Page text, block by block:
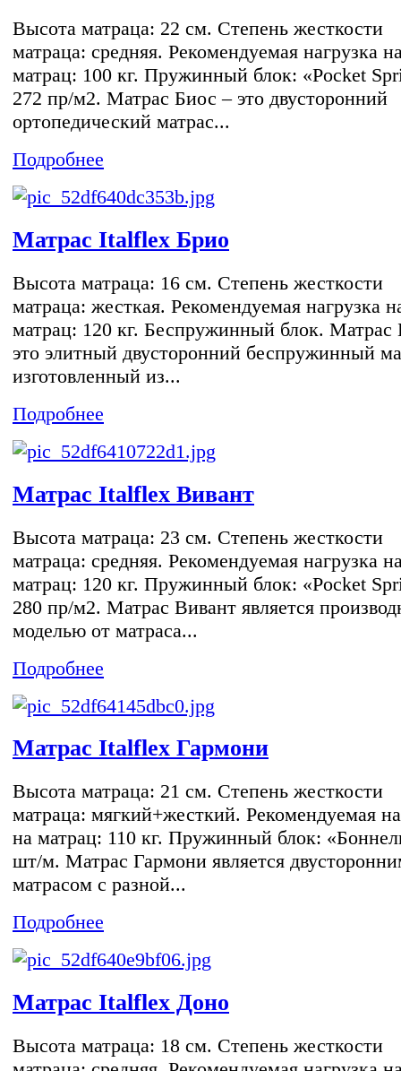
Высота матраца: 22 см. Степень жесткости
матраца: средняя. Рекомендуемая нагрузка
матрац: 100 кг. Пружинный блок: «Pocket
272 пр/м2. Матрас Биос – это двусторонний
ортопедический матрас...
Подробнее
Матрас Italflex Брио
Высота матраца: 16 см. Степень жесткости
матраца: жесткая. Рекомендуемая нагрузка
матрац: 120 кг. Беспружинный блок. Матрас
это элитный двусторонний беспружинный
изготовленный из...
Подробнее
Матрас Italflex Вивант
Высота матраца: 23 см. Степень жесткости
матраца: средняя. Рекомендуемая нагрузка
матрац: 120 кг. Пружинный блок: «Pocket
280 пр/м2. Матрас Вивант является
моделью от матраса...
Подробнее
Матрас Italflex Гармони
Высота матраца: 21 см. Степень жесткости
матраца: мягкий+жесткий. Рекомендуемая
на матрац: 110 кг. Пружинный блок:
шт/м. Матрас Гармони является
матрасом с разной...
Подробнее
Матрас Italflex Доно
Высота матраца: 18 см. Степень жесткости